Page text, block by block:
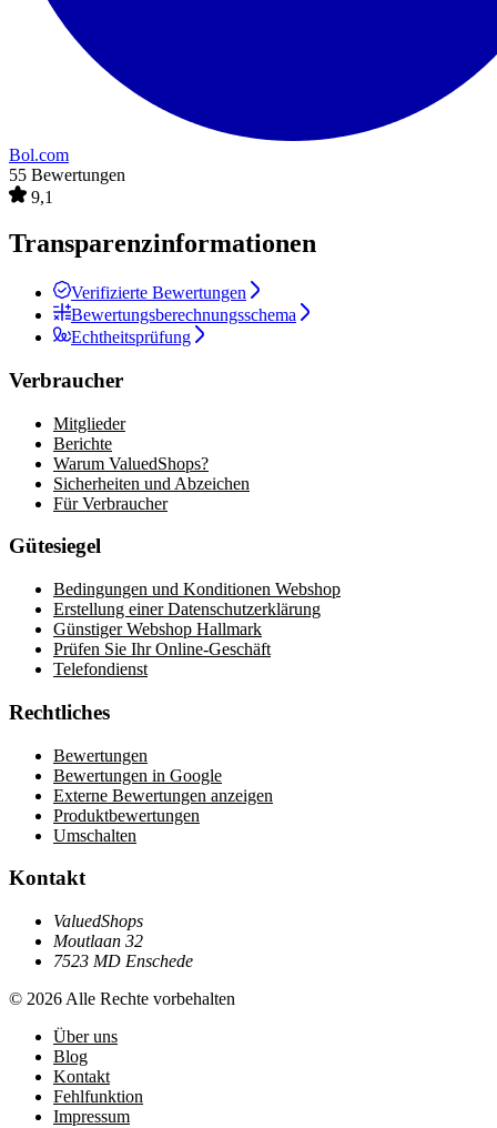
Bol.com
55 Bewertungen
9,1
Transparenzinformationen
Verifizierte Bewertungen
Bewertungsberechnungsschema
Echtheitsprüfung
Verbraucher
Mitglieder
Berichte
Warum ValuedShops?
Sicherheiten und Abzeichen
Für Verbraucher
Gütesiegel
Bedingungen und Konditionen Webshop
Erstellung einer Datenschutzerklärung
Günstiger Webshop Hallmark
Prüfen Sie Ihr Online-Geschäft
Telefondienst
Rechtliches
Bewertungen
Bewertungen in Google
Externe Bewertungen anzeigen
Produktbewertungen
Umschalten
Kontakt
ValuedShops
Moutlaan 32
7523 MD Enschede
© 2026 Alle Rechte vorbehalten
Über uns
Blog
Kontakt
Fehlfunktion
Impressum